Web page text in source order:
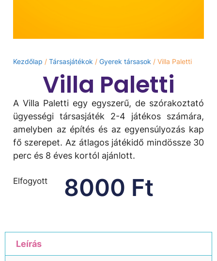
Kezdőlap / Társasjátékok / Gyerek társasok / Villa Paletti
Villa Paletti
A Villa Paletti egy egyszerű, de szórakoztató
ügyességi társasjáték 2-4 játékos számára,
amelyben az építés és az egyensúlyozás kap
fő szerepet. Az átlagos játékidő mindössze 30
perc és 8 éves kortól ajánlott.
8000 Ft
Elfogyott
Leírás